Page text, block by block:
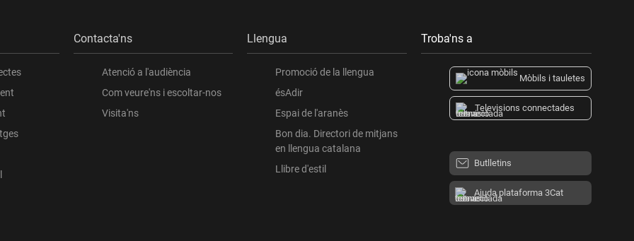
Contacta'ns
Atenció a l'audiència
Com veure'ns i escoltar-nos
Visita'ns
Llengua
Promoció de la llengua
ésAdir
Espai de l'aranès
Bon dia. Directori de mitjans
en llengua catalana
Llibre d'estil
Troba'ns a
Mòbils i tauletes
Televisions connectades
Butlletins
Ajuda plataforma 3Cat